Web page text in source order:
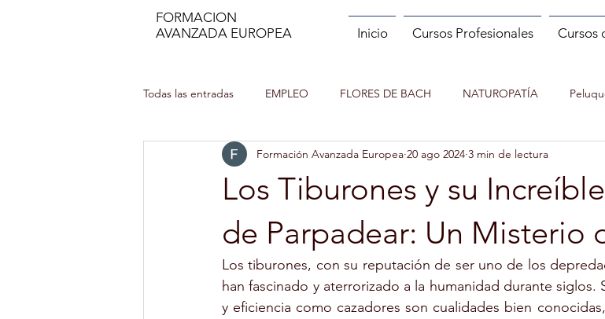
FORMACION
AVANZADA EUROPEA
Inicio Cursos Profesionales Cursos
Todas las entradas EMPLEO FLORES DE BACH NATUROPATÍA
MANIPULADOR DE ALIMENTOS MANICURA MASAJE PILATES
INCENDIOS FORESTALES CUENTACUENTOS Asesor de imagen y
MINDFULNESS PROFESOR DE ESPAÑOL (ELE) ENTRENADOR PERSONAL
Los Tiburones y su
de Parpadear: Un Misterio
Formación Avanzada Europea 20 ago 2024 3 min de lectura
Los tiburones, con su reputación de ser uno de los
han fascinado y aterrorizado a la humanidad durante
y eficiencia como cazadores son cualidades bien